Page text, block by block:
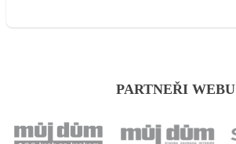
PARTNEŘI WEBU